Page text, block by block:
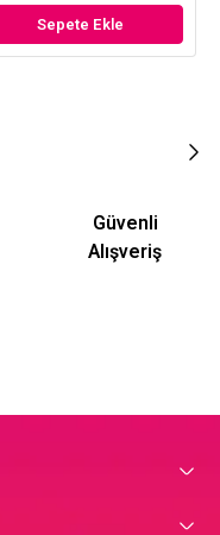
Sepete Ekle
Güvenli
Alışveriş